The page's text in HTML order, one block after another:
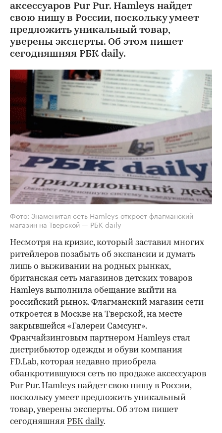
аксессуаров Pur Pur. Hamleys найдет
свою нишу в России, поскольку умеет
предложить уникальный товар,
уверены эксперты. Об этом пишет
сегодняшняя РБК daily.
Фото: Знаменитая сеть Hamleys откроет флагманский
магазин на Тверской — РБК daily
Несмотря на кризис, который заставил многих
ритейлеров позабыть об экспансии и думать
лишь о выживании на родных рынках,
британская сеть магазинов детских товаров
Hamleys выполнила обещание выйти на
российский рынок. Флагманский магазин сети
откроется в Москве на Тверской, на месте
закрывшейся «Галереи Самсунг».
Франчайзинговым партнером Hamleys стал
дистрибьютор одежды и обуви компания
FD.Lab, которая недавно приобрела
обанкротившуюся сеть по продаже аксессуаров
Pur Pur. Hamleys найдет свою нишу в России,
поскольку умеет предложить уникальный
товар, уверены эксперты. Об этом пишет
сегодняшняя РБК daily.